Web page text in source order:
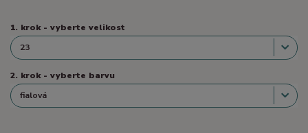
1. krok - vyberte velikost
2. krok - vyberte barvu